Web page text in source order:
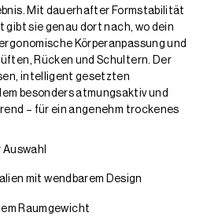
Mit dauerhafter Formstabilität
sie genau dort nach, wo dein
Körperanpassung und
Rücken und Schultern. Der
intelligent gesetzten
besonders atmungsaktiv und
– für ein angenehm trockenes
mit wendbarem Design
Raumgewicht